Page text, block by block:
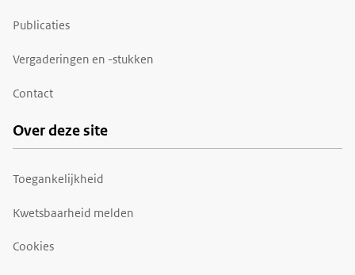
Publicaties
Vergaderingen en -stukken
Contact
Over deze site
Toegankelijkheid
Kwetsbaarheid melden
Cookies